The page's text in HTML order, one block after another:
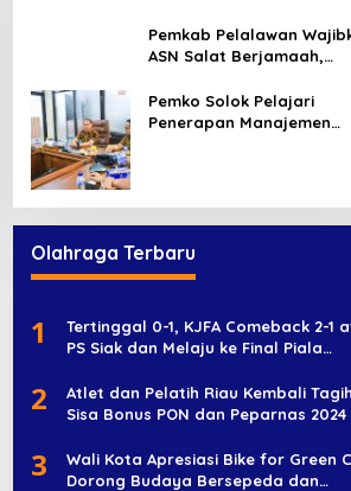
Warga
Pemkab Pelalawan
ASN Salat Berjamaah,
Jadi Empat Kali
Pemko Solok Pelajari
Penerapan Manajemen
Olahraga Terbaru
1
Tertinggal 0-1, KJFA Comeback 2-1
PS Siak dan Melaju ke Final Piala
2
Atlet dan Pelatih Riau Kembali Tagih
Sisa Bonus PON dan Peparnas 2024
3
Wali Kota Apresiasi Bike for Green
Dorong Budaya Bersepeda dan